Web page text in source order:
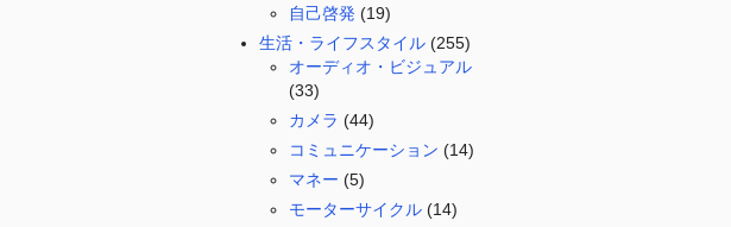
自己啓発 (19)
生活・ライフスタイル (255)
オーディオ・ビジュアル
(33)
カメラ (44)
コミュニケーション (14)
マネー (5)
モーターサイクル (14)